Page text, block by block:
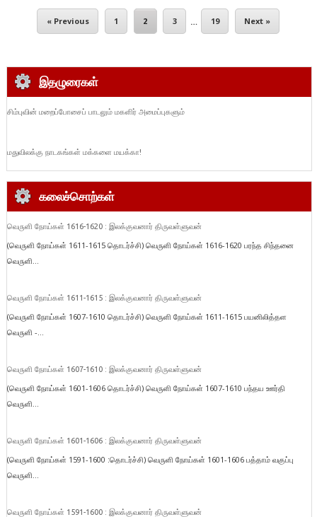
« Previous 1 2 3 … 19 Next »
இதழுரைகள்
சிம்புவின் மறைப்போசைப் பாடலும் மகளிர் அமைப்புகளும்
மதுவிலக்கு நாடகங்கள் மக்களை மயக்கா!
கலைச்சொற்கள்
வெருளி நோய்கள் 1616-1620 : இலக்குவனார் திருவள்ளுவன்
(வெருளி நோய்கள் 1611-1615 தொடர்ச்சி) வெருளி நோய்கள் 1616-1620 பரந்த சிந்தனை
வெருளி...
வெருளி நோய்கள் 1611-1615 : இலக்குவனார் திருவள்ளுவன்
(வெருளி நோய்கள் 1607-1610 தொடர்ச்சி) வெருளி நோய்கள் 1611-1615 பயனிலித்தள
வெருளி -...
வெருளி நோய்கள் 1607-1610 : இலக்குவனார் திருவள்ளுவன்
(வெருளி நோய்கள் 1601-1606 தொடர்ச்சி) வெருளி நோய்கள் 1607-1610 பந்தய ஊர்தி
வெருளி...
வெருளி நோய்கள் 1601-1606 : இலக்குவனார் திருவள்ளுவன்
(வெருளி நோய்கள் 1591-1600 :தொடர்ச்சி) வெருளி நோய்கள் 1601-1606 பத்தாம் வகுப்பு
வெருளி...
வெருளி நோய்கள் 1591-1600 : இலக்குவனார் திருவள்ளுவன்